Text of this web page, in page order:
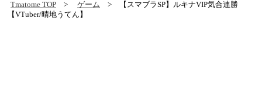
Tmatome TOP ゲーム
【スマブラSP】ルキナVIP気合連勝
【VTuber/晴地うてん】